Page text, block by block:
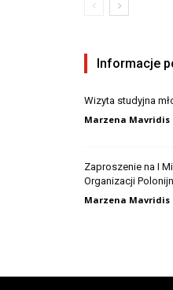
Informacje
Wizyta studyjna
Marzena Mavridis
Zaproszenie na I
Organizacji
Marzena Mavridis